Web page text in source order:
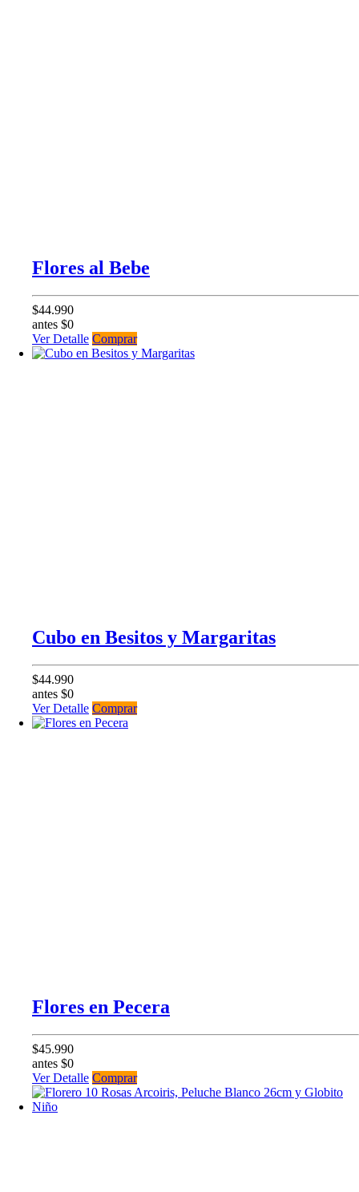
Flores al Bebe
$44.990
antes $0
Ver Detalle Comprar
Cubo en Besitos y Margaritas
$44.990
antes $0
Ver Detalle Comprar
Flores en Pecera
$45.990
antes $0
Ver Detalle Comprar